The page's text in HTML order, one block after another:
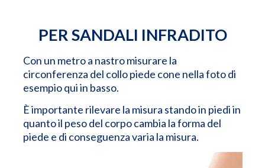
PER SANDALI INFRADITO
Con un metro a nastro misurare la
circonferenza del collo piede cone nella foto di
esempio qui in basso.
È importante rilevare la misura stando in piedi in
quanto il peso del corpo cambia la forma del
piede e di conseguenza varia la misura.